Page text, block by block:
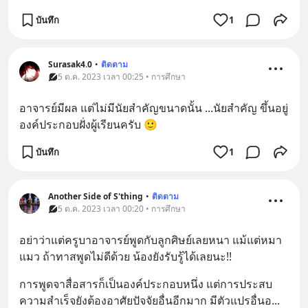
บันทึก 1
Surasak4.0 • ติดตาม
5 ต.ค. 2023 เวลา 00:25 • การศึกษา
อาจารย์มีผล แต่ไม่มีนัยสำคัญขนาดนั้น ...นัยสำคัญ ขึ้นอยู่
องค์ประกอบฝั่งผู้เรียนครับ 🙂
บันทึก 1
Another Side of S'thing • ติดตาม
5 ต.ค. 2023 เวลา 00:20 • การศึกษา
อย่าว่าแต่ครูบาอาจารย์พูดกับลูกศิษย์เลยหนา แม้แต่หมา
แมว ถ้าทาสพูดไม่ดีด้วย น้องยังรับรู้ได้เลยนะ!!
การพูดจาสื่อสารก็เป็นองค์ประกอบหนึ่ง แต่การประสบ
ความสำเร็จยังต้องอาศัยปัจจัยอื่นอีกมาก มีตัวแปรอื่นอ